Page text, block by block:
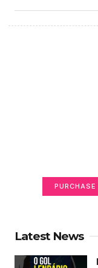
PURCHASE
Latest News